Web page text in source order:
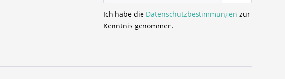
Ich habe die Datenschutzbestimmungen zur
Kenntnis genommen.